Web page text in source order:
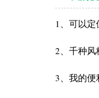
1、可以
2、千种风
3、我的便